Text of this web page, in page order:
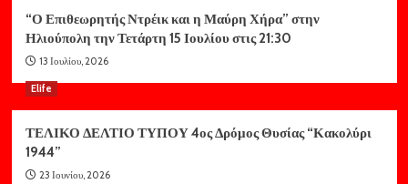
“Ο Επιθεωρητής Ντρέικ και η Μαύρη Χήρα” στην
Ηλιούπολη την Τετάρτη 15 Ιουλίου στις 21:30
13 Ιουλίου, 2026
Elife
ΤΕΛΙΚΟ ΔΕΛΤΙΟ ΤΥΠΟΥ 4ος Δρόμος Θυσίας “Κακολύρι
1944”
23 Ιουνίου, 2026